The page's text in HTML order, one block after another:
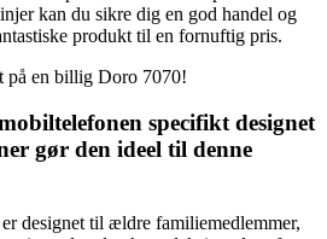
kan du sikre dig en god handel og
produkt til en fornuftig pris.
på en billig Doro 7070!
specifikt designet
gør den ideel til denne
designet til ældre familiemedlemmer,